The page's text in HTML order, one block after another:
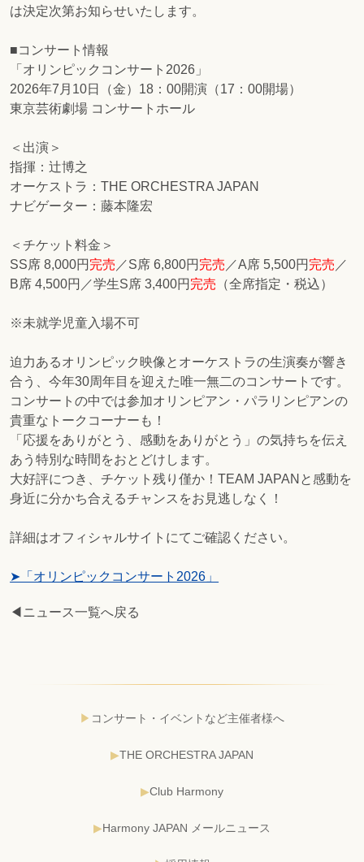
は決定次第お知らせいたします。
■コンサート情報
「オリンピックコンサート2026」
2026年7月10日（金）18：00開演（17：00開場）
東京芸術劇場 コンサートホール
＜出演＞
指揮：辻博之
オーケストラ：THE ORCHESTRA JAPAN
ナビゲーター：藤本隆宏
＜チケット料金＞
SS席 8,000円 完売 ／S席 6,800円 完売 ／A席 5,500円 完売 ／
B席 4,500円／学生S席 3,400円 完売 （全席指定・税込）
※未就学児童入場不可
迫力あるオリンピック映像とオーケストラの生演奏が響き
合う、今年30周年目を迎えた唯一無二のコンサートです。
コンサートの中では参加オリンピアン・パラリンピアンの
貴重なトークコーナーも！
「応援をありがとう、感動をありがとう」の気持ちを伝え
あう特別な時間をおとどけします。
大好評につき、チケット残り僅か！TEAM JAPANと感動を
身近に分かち合えるチャンスをお見逃しなく！
詳細はオフィシャルサイトにてご確認ください。
➤「オリンピックコンサート2026」
◀ニュース一覧へ戻る
コンサート・イベントなど主催者様へ
THE ORCHESTRA JAPAN
Club Harmony
Harmony JAPAN メールニュース